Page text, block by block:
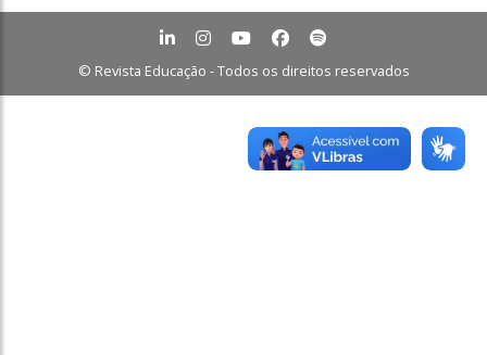
© Revista Educação - Todos os direitos reservados